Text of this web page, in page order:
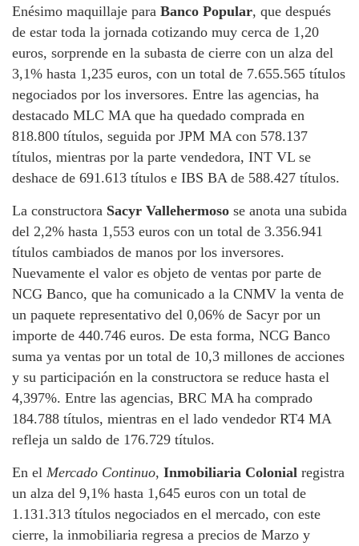
Enésimo maquillaje para Banco Popular, que después
de estar toda la jornada cotizando muy cerca de 1,20
euros, sorprende en la subasta de cierre con un alza del
3,1% hasta 1,235 euros, con un total de 7.655.565 títulos
negociados por los inversores. Entre las agencias, ha
destacado MLC MA que ha quedado comprada en
818.800 títulos, seguida por JPM MA con 578.137
títulos, mientras por la parte vendedora, INT VL se
deshace de 691.613 títulos e IBS BA de 588.427 títulos.
La constructora Sacyr Vallehermoso se anota una subida
del 2,2% hasta 1,553 euros con un total de 3.356.941
títulos cambiados de manos por los inversores.
Nuevamente el valor es objeto de ventas por parte de
NCG Banco, que ha comunicado a la CNMV la venta de
un paquete representativo del 0,06% de Sacyr por un
importe de 440.746 euros. De esta forma, NCG Banco
suma ya ventas por un total de 10,3 millones de acciones
y su participación en la constructora se reduce hasta el
4,397%. Entre las agencias, BRC MA ha comprado
184.788 títulos, mientras en el lado vendedor RT4 MA
refleja un saldo de 176.729 títulos.
En el Mercado Continuo, Inmobiliaria Colonial registra
un alza del 9,1% hasta 1,645 euros con un total de
1.131.313 títulos negociados en el mercado, con este
cierre, la inmobiliaria regresa a precios de Marzo y